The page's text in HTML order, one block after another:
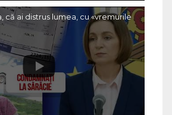
că ai distrus lumea, cu «vremurile